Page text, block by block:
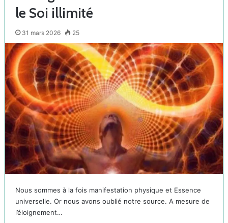
le Soi illimité
31 mars 2026 25
Nous sommes à la fois manifestation physique et Essence
universelle. Or nous avons oublié notre source. A mesure de
l’éloignement…